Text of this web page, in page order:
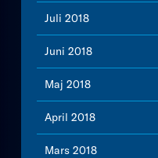
Juli 2018
Juni 2018
Maj 2018
April 2018
Mars 2018